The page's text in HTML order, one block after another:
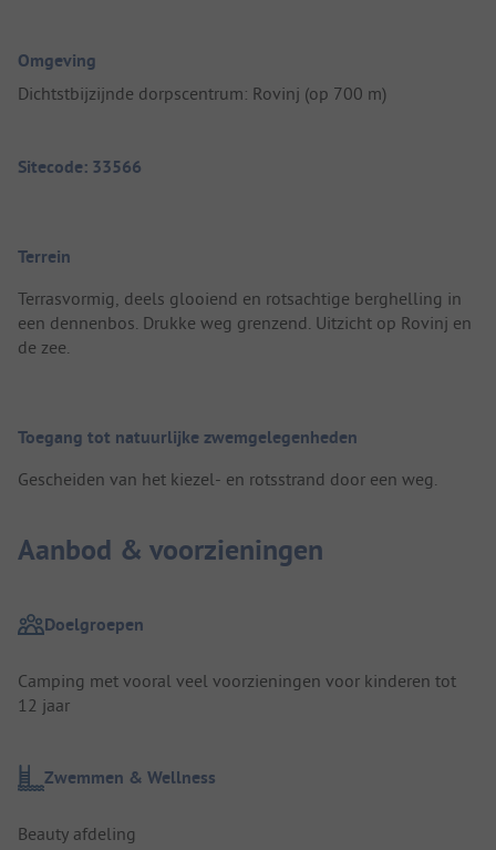
Omgeving
Dichtstbijzijnde dorpscentrum: Rovinj (op 700 m)
Sitecode: 33566
Terrein
Terrasvormig, deels glooiend en rotsachtige berghelling in
een dennenbos. Drukke weg grenzend. Uitzicht op Rovinj en
de zee.
Toegang tot natuurlijke zwemgelegenheden
Gescheiden van het kiezel- en rotsstrand door een weg.
Aanbod & voorzieningen
Doelgroepen
Camping met vooral veel voorzieningen voor kinderen tot
12 jaar
Zwemmen & Wellness
Beauty afdeling